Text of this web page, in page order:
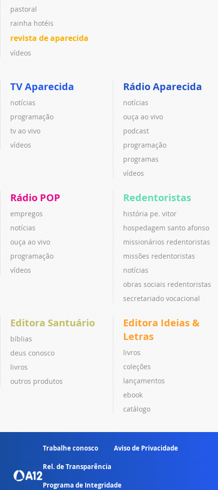
pastoral
rainha hotéis
revista de aparecida
vídeos
TV Aparecida
notícias
programação
tv ao vivo
vídeos
Rádio Aparecida
notícias
ouça ao vivo
podcast
programação
programas
vídeos
Rádio POP
empregos
notícias
ouça ao vivo
programação
vídeos
Redentoristas
história pe. vitor
hospedagem santo afonso
missionários redentoristas
missões redentoristas
notícias
obras sociais redentoristas
secretariado vocacional
Editora Santuário
bíblias
deus conosco
livros
outros produtos
Editora Ideias &
Letras
livros
coleções
lançamentos
ebook
catálogo
Trabalhe conosco Aviso de Privacidade
Rel. de Transparência
Programa de Integridade